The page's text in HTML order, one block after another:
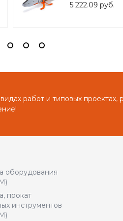
насадок (20-63)
5 222.09 руб.
работ и типовых проектах,
оборудования
прокат
инструментов